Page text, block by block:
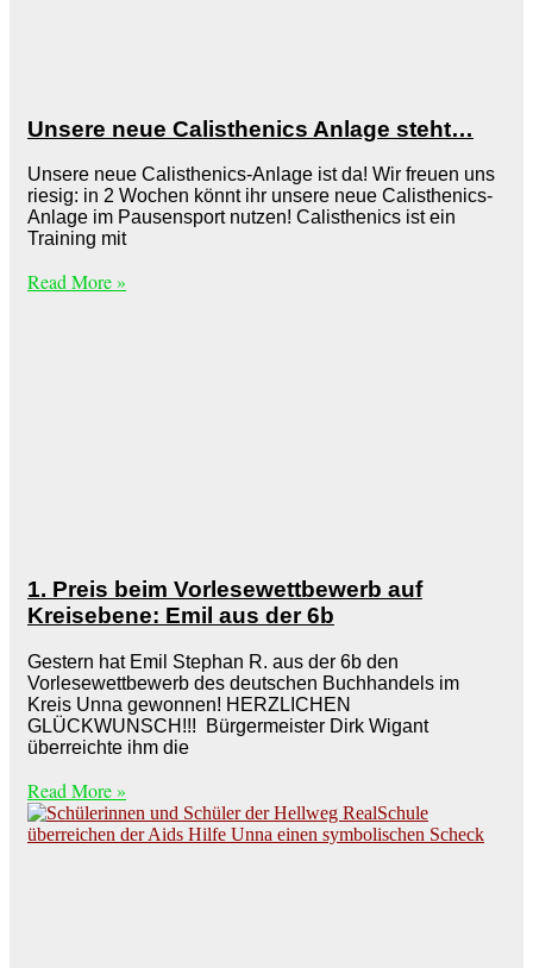
Unsere neue Calisthenics Anlage steht…
Unsere neue Calisthenics-Anlage ist da! Wir freuen uns
riesig: in 2 Wochen könnt ihr unsere neue Calisthenics-
Anlage im Pausensport nutzen! Calisthenics ist ein
Training mit
Read More »
1. Preis beim Vorlesewettbewerb auf
Kreisebene: Emil aus der 6b
Gestern hat Emil Stephan R. aus der 6b den
Vorlesewettbewerb des deutschen Buchhandels im
Kreis Unna gewonnen! HERZLICHEN
GLÜCKWUNSCH!!! Bürgermeister Dirk Wigant
überreichte ihm die
Read More »